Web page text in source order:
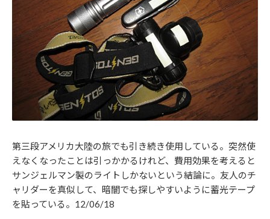
第三段アメリカ大陸の旅でも引き続き使用している。突然使
えなくなったことは引っかかるけれど、費用効果を考えると
サンジェルマン製のライトしかないという結論に。友人のチ
ャリダーを真似して、暗闇でも探しやすいように蓄光テープ
を貼っている。12/06/18